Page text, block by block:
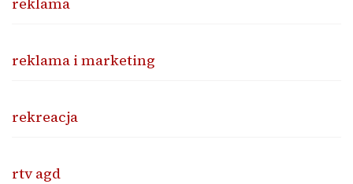
reklama i marketing
rekreacja
rtv agd